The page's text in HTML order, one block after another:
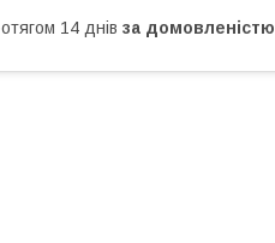
14 днів за домовленістю